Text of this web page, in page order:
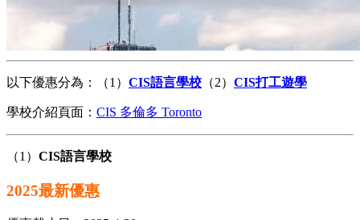
以下優惠分為：（1） CIS語言學校 （2） CIS打工遊學
學校介紹頁面： CIS 多倫多 Toronto
（1） CIS語言學校
2025最新優惠